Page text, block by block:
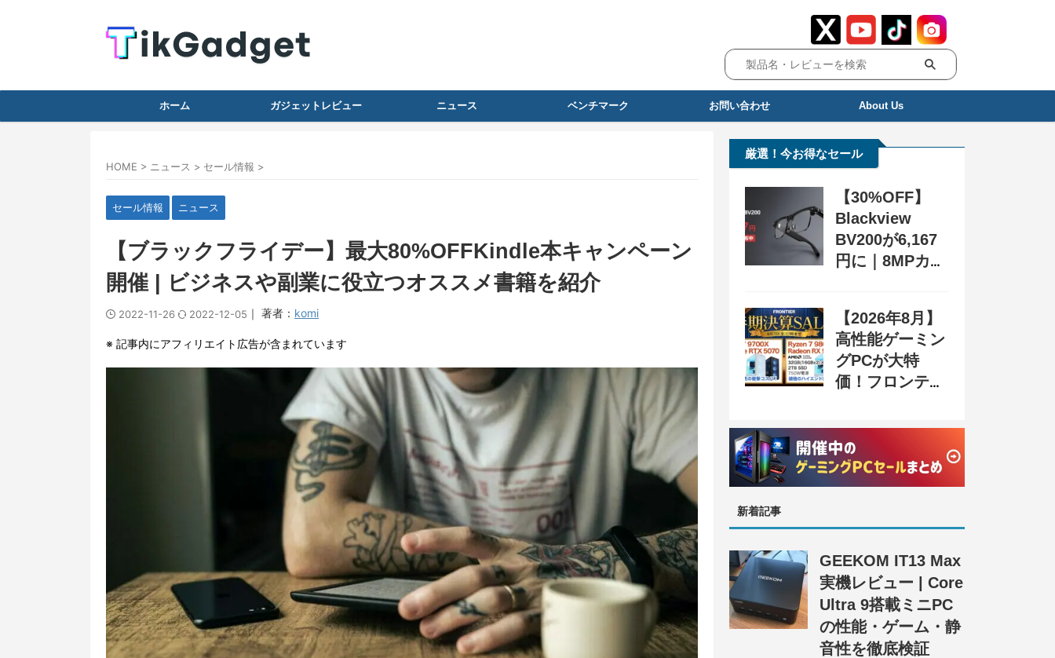
ホーム ガジェットレビュー ニュース ベンチマーク お問い合わせ About Us
HOME > ニュース > セール情報 >
セール情報 ニュース
【ブラックフライデー】最大80%OFFKindle本キャンペーン
開催 | ビジネスや副業に役立つオススメ書籍を紹介
2022-11-26 2022-12-05 ｜ 著者： komi
※ 記事内にアフィリエイト広告が含まれています
厳選！今お得なセール
【30%OFF】
Blackview
BV200が6,167
円に｜8MPカメ
ン配布中
【2026年8月】
高性能ゲーミン
グPCが大特
価！フロンティ
SALE』開催、
セール情報まと
め
新着記事
GEEKOM IT13 Max
実機レビュー | Core
Ultra 9搭載ミニPC
の性能・ゲーム・静
音性を徹底検証